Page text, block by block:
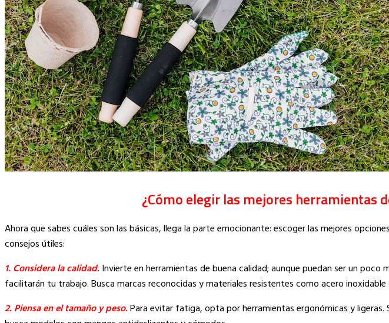
¿Cómo elegir las mejores herramientas
Ahora que sabes cuáles son las básicas, llega la parte emocionante: escoger las mejores
consejos útiles:
1. Considera la calidad.Invierte en herramientas de buena calidad; aunque puedan ser un
facilitarán tu trabajo. Busca marcas reconocidas y materiales resistentes como acero inoxidable
2. Piensa en el tamaño y peso.Para evitar fatiga, opta por herramientas ergonómicas y